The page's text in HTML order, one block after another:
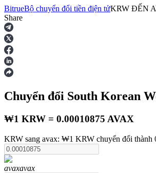
Hợp đồng tương lai
USDT Futures
BitrueBộ chuyển đổi tiền điện tửKRW ĐẾN
Share
Chuyển đổi South Korean
₩1 KRW = 0.00010875 AVAX
KRW sang avax: ₩1 KRW chuyển đổi thành
avaxavax